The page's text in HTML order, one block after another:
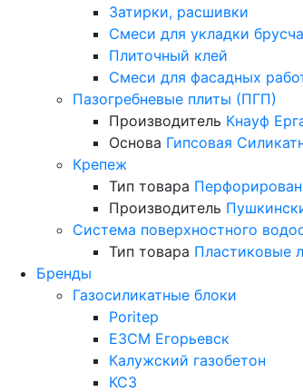
Затирки, расшивки
Смеси для укладки
Плиточный клей
Смеси для фасадных
Пазогребневые плиты (ПГП)
Производитель Кнауф
Основа Гипсовая
Крепеж
Тип товара
Производитель
Система поверхностного
Тип товара Пластиковые
Бренды
Газосиликатные блоки
Poritep
ЕЗСМ Егорьевск
Калужский газобетон
КСЗ